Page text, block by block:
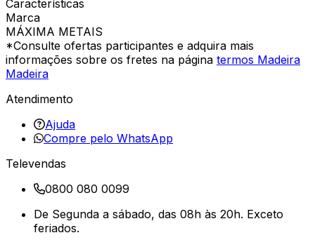
Características
Marca
MÁXIMA METAIS
*Consulte ofertas participantes e adquira mais
informações sobre os fretes na página termos Madeira
Madeira
Atendimento
Ajuda
Compre pelo WhatsApp
Televendas
0800 080 0099
De Segunda a sábado, das 08h às 20h. Exceto
feriados.